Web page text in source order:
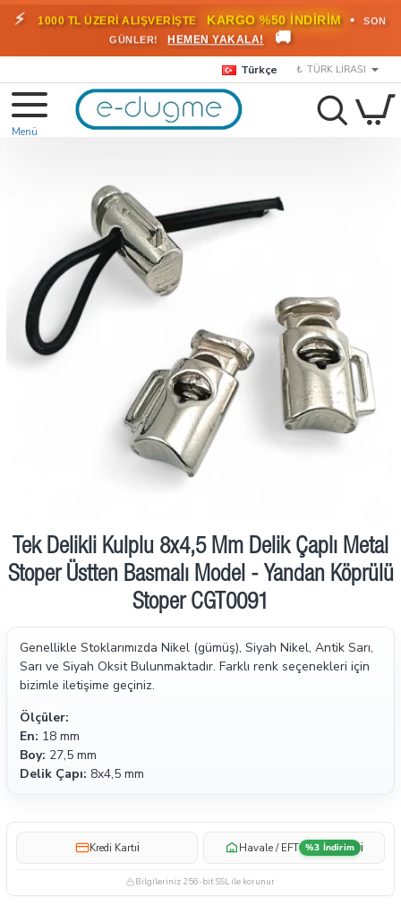
⚡ 1000 TL ÜZERİ ALIŞVERİŞTE KARGO %50 İNDİRİM •
SON
GÜNLER!
HEMEN YAKALA! 🚚
Türkçe ₺ TÜRK LIRASI
Tek Delikli Kulplu 8x4,5 Mm Delik Çaplı Metal
Stoper Üstten Basmalı Model - Yandan Köprülü
Stoper CGT0091
Genellikle Stoklarımızda Nikel (gümüş), Siyah Nikel, Antik Sarı,
Sarı ve Siyah Oksit Bulunmaktadır. Farklı renk seçenekleri için
bizimle iletişime geçiniz.
Ölçüler:
En: 18 mm
Boy: 27,5 mm
Delik Çapı: 8x4,5 mm
Kredi Kartıi Havale / EFT %3 İndirim i
Bilgileriniz 256-bit SSL ile korunur